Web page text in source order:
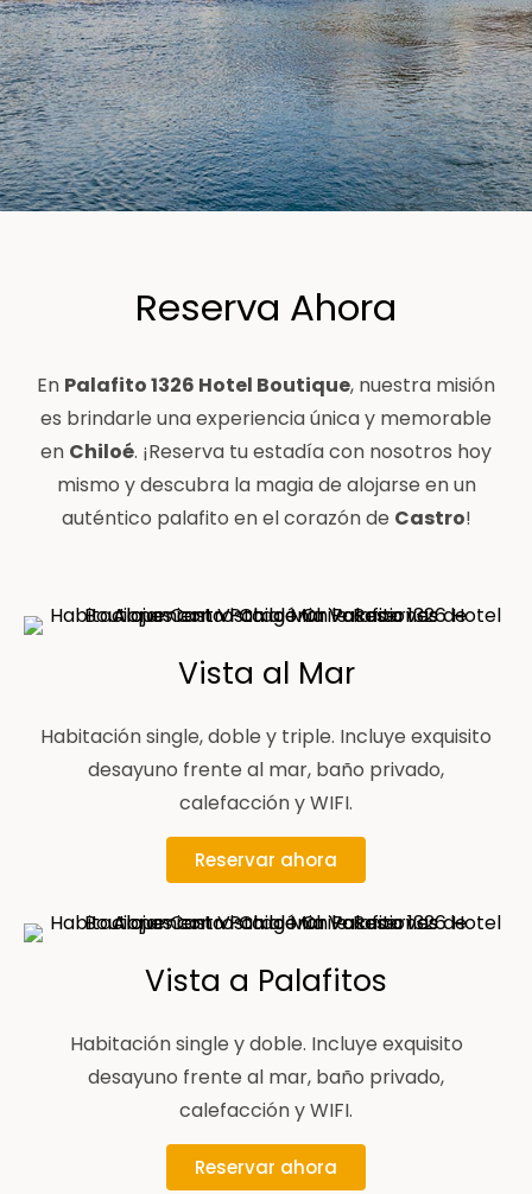
Reserva Ahora
En Palafito 1326 Hotel Boutique, nuestra misión
es brindarle una experiencia única y memorable
en Chiloé. ¡Reserva tu estadía con nosotros hoy
mismo y descubra la magia de alojarse en un
auténtico palafito en el corazón de Castro!
Vista al Mar
Habitación single, doble y triple. Incluye exquisito
desayuno frente al mar, baño privado,
calefacción y WIFI.
Reservar ahora
Vista a Palafitos
Habitación single y doble. Incluye exquisito
desayuno frente al mar, baño privado,
calefacción y WIFI.
Reservar ahora